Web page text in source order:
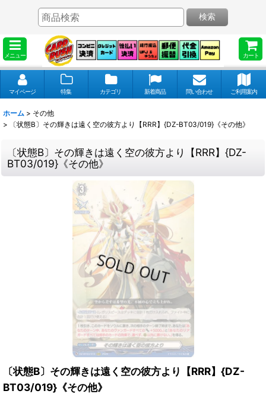
メニュー カート
検索
マイページ 特集 カテゴリ 新着商品 問い合わせ ご利用案内
ホーム > その他
>
〔状態B〕その輝きは遠く空の彼方より【RRR】{DZ-BT03/019}《その他》
〔状態B〕その輝きは遠く空の彼方より【RRR】{DZ-
BT03/019}《その他》
〔状態B〕その輝きは遠く空の彼方より【RRR】{DZ-
BT03/019}《その他》